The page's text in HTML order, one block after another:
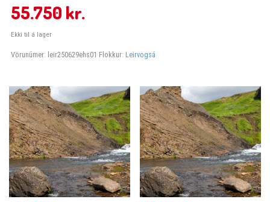
55.750 kr.
Ekki til á lager
Vörunúmer: leir250629ehs01 Flokkur: Leirvogsá